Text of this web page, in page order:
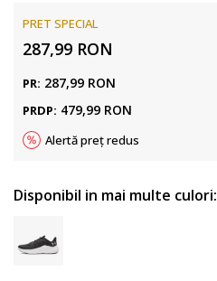
PRET SPECIAL
287,99 RON
PR: 287,99 RON
PRDP: 479,99 RON
Alertă preț redus
Disponibil in mai multe culori: